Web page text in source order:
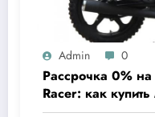
Admin 0
Рассрочка 0% на
Racer: как